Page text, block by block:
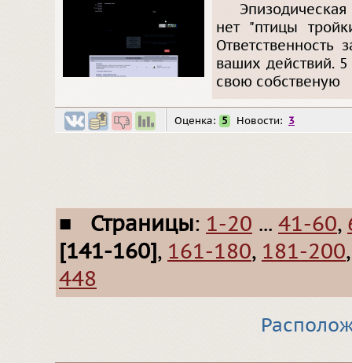
нет "птицы
Ответственность
ваших действий.
свою собственую
Оценка: 5 Новости: 3
■ Страницы: 1-20 ... 41-60,
[141-160], 161-180, 181-200
448